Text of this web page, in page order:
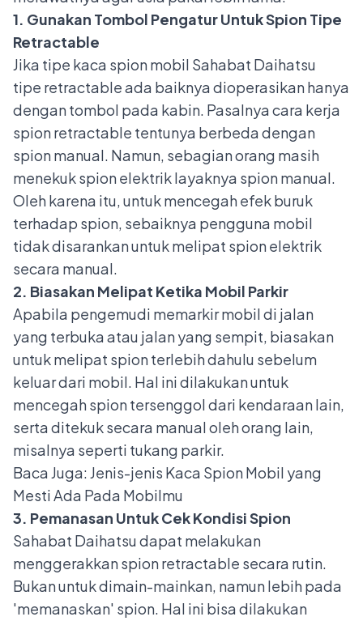
1. Gunakan Tombol Pengatur Untuk Spion Tipe
Retractable
Jika tipe kaca spion mobil Sahabat Daihatsu
tipe retractable ada baiknya dioperasikan hanya
dengan tombol pada kabin. Pasalnya cara kerja
spion retractable tentunya berbeda dengan
spion manual. Namun, sebagian orang masih
menekuk spion elektrik layaknya spion manual.
Oleh karena itu, untuk mencegah efek buruk
terhadap spion, sebaiknya pengguna mobil
tidak disarankan untuk melipat spion elektrik
secara manual.
2. Biasakan Melipat Ketika Mobil Parkir
Apabila pengemudi memarkir mobil di jalan
yang terbuka atau jalan yang sempit, biasakan
untuk melipat spion terlebih dahulu sebelum
keluar dari mobil. Hal ini dilakukan untuk
mencegah spion tersenggol dari kendaraan lain,
serta ditekuk secara manual oleh orang lain,
misalnya seperti tukang parkir.
Baca Juga:Jenis-jenis Kaca Spion Mobil yang
Mesti Ada Pada Mobilmu
3. Pemanasan Untuk Cek Kondisi Spion
Sahabat Daihatsu dapat melakukan
menggerakkan spion retractable secara rutin.
Bukan untuk dimain-mainkan, namun lebih pada
'memanaskan' spion. Hal ini bisa dilakukan